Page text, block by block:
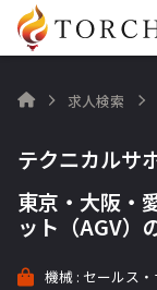
 求人検索
テクニカルサ
東京・大阪・
ット（AGV）
機械 : セールス